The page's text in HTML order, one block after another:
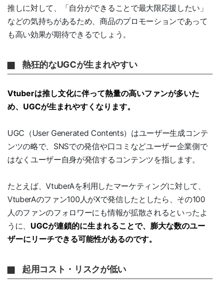
推しに対して、「自分ができることで最大限応援したい」
などの気持ちがあるため、商品のプロモーションであって
も高い効果が期待できるでしょう。
熱狂的なUGCが生まれやすい
Vtuberは推し文化に伴って熱量の高いファンが多いた
め、UGCが生まれやすくなります。
UGC（User Generated Contents）はユーザー生成コンテ
ンツの略で、SNSでの発信や口コミなどユーザー企業側で
はなくユーザー自身が発信するコンテンツを指します。
たとえば、VtuberAを利用したマーケティングに対して、
VtuberAのファン100人がXで発信したとしたら、その100
人のファンのフォロワーにも情報が拡散されるといったよ
うに、 UGCが連鎖的に生まれることで、膨大な数のユー
ザーにリーチできる可能性があるのです。
起用コスト・リスクが低い